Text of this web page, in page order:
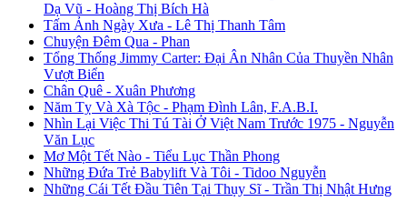
Dạ Vũ - Hoàng Thị Bích Hà
Tấm Ảnh Ngày Xưa - Lê Thị Thanh Tâm
Chuyện Đêm Qua - Phan
Tổng Thống Jimmy Carter: Đại Ân Nhân Của Thuyền Nhân
Vượt Biển
Chân Quê - Xuân Phương
Năm Tỵ Và Xà Tộc - Phạm Đình Lân, F.A.B.I.
Nhìn Lại Việc Thi Tú Tài Ở Việt Nam Trước 1975 - Nguyễn
Văn Lục
Mơ Một Tết Nào - Tiểu Lục Thần Phong
Những Đứa Trẻ Babylift Và Tôi - Tidoo Nguyễn
Những Cái Tết Đầu Tiên Tại Thụy Sĩ - Trần Thị Nhật Hưng